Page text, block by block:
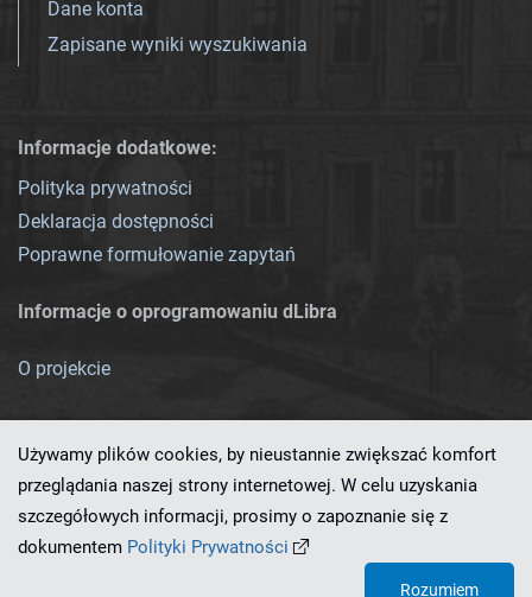
Dane konta
Zapisane wyniki wyszukiwania
Informacje dodatkowe:
Polityka prywatności
Deklaracja dostępności
Poprawne formułowanie zapytań
Informacje o oprogramowaniu dLibra
O projekcie
Ten serwis działa dzięki oprogramowaniu
Używamy plików cookies, by nieustannie zwiększać komfort
przeglądania naszej strony internetowej. W celu uzyskania
szczegółowych informacji, prosimy o zapoznanie się z
dokumentem Polityki Prywatności
Rozumiem